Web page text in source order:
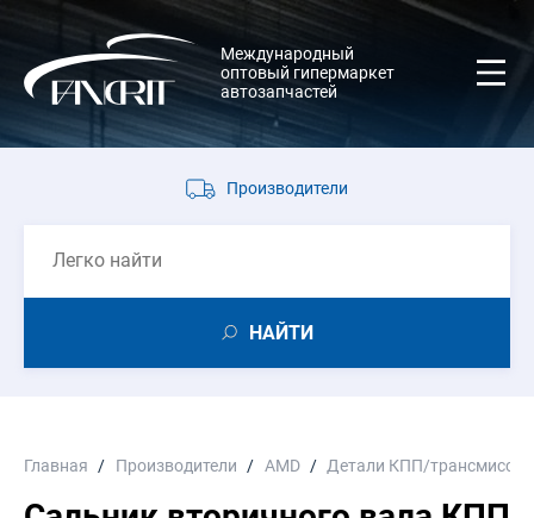
Международный
оптовый гипермаркет
автозапчастей
Производители
НАЙТИ
Главная Производители AMD Детали КПП/трансмиссии